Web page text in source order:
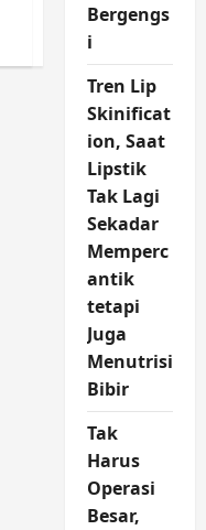
Bergengs
i
Tren Lip
Skinificat
ion, Saat
Lipstik
Tak Lagi
Sekadar
Memperc
antik
tetapi
Juga
Menutrisi
Bibir
Tak
Harus
Operasi
Besar,